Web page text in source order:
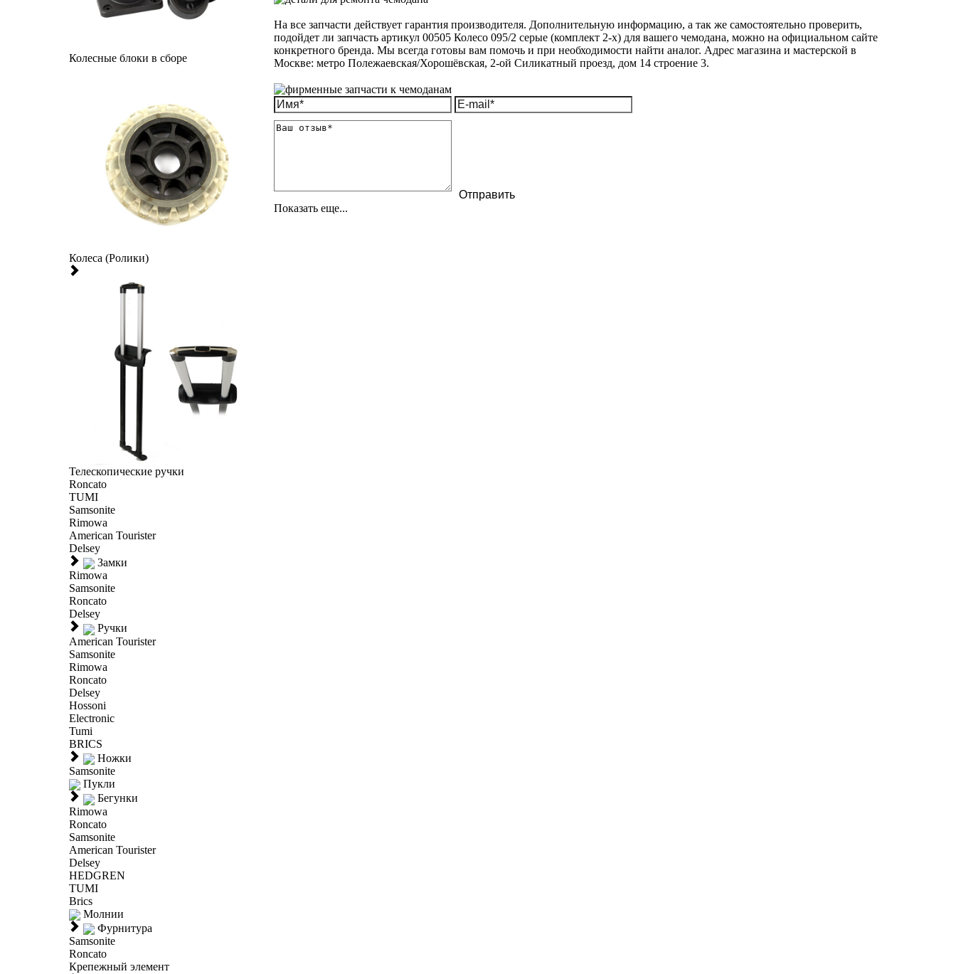
Колесные блоки в сборе
Колеса (Ролики)
Телескопические ручки
Roncato
TUMI
Samsonite
Rimowa
American Tourister
Delsey
Замки
Rimowa
Samsonite
Roncato
Delsey
Ручки
American Tourister
Samsonite
Rimowa
Roncato
Delsey
Hossoni
Electronic
Tumi
BRICS
Ножки
Samsonite
Пукли
Бегунки
Rimowa
Roncato
Samsonite
American Tourister
Delsey
HEDGREN
TUMI
Brics
Молнии
Фурнитура
Samsonite
Roncato
Крепежный элемент
На все запчасти действует гарантия производителя. Дополнительную информацию, а так же самостоятельно проверить,
подойдет ли запчасть артикул 00505 Колесо 095/2 серые (комплект 2-х) для вашего чемодана, можно на официальном сайте
конкретного бренда. Мы всегда готовы вам помочь и при необходимости найти аналог. Адрес магазина и мастерской в
Москве: метро Полежаевская/Хорошёвская, 2-ой Силикатный проезд, дом 14 строение 3.
Показать еще...